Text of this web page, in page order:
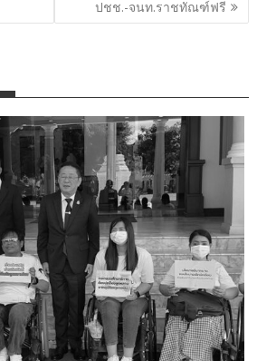
ปชช.-จนท.ราชทัณฑ์ฟรี